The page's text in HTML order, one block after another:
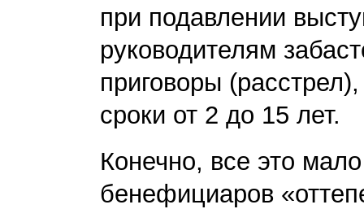
при подавлении
руководителям
приговоры
сроки от 2 до 15 лет.
Конечно, все это
бенефициаров